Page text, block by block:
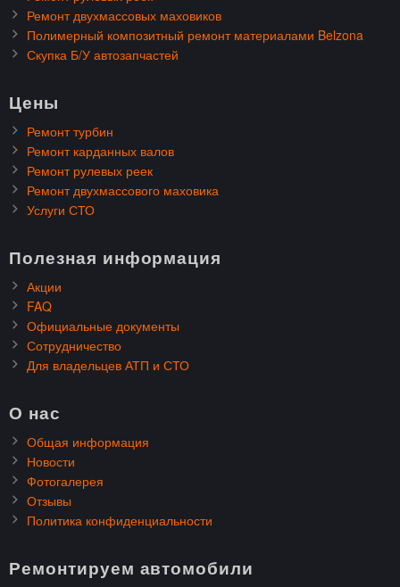
Ремонт двухмассовых маховиков
Полимерный композитный ремонт материалами Belzona
Скупка Б/У автозапчастей
Цены
Ремонт турбин
Ремонт карданных валов
Ремонт рулевых реек
Ремонт двухмассового маховика
Услуги СТО
Полезная информация
Акции
FAQ
Официальные документы
Сотрудничество
Для владельцев АТП и СТО
О нас
Общая информация
Новости
Фотогалерея
Отзывы
Политика конфиденциальности
Ремонтируем автомобили